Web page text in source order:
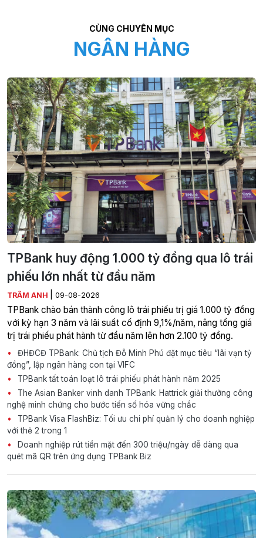
CÙNG CHUYÊN MỤC
NGÂN HÀNG
TPBank huy động 1.000 tỷ đồng qua lô trái
phiếu lớn nhất từ đầu năm
TRÂM ANH 09-08-2026
TPBank chào bán thành công lô trái phiếu trị giá 1.000 tỷ đồng
với kỳ hạn 3 năm và lãi suất cố định 9,1%/năm, nâng tổng giá
trị trái phiếu phát hành từ đầu năm lên hơn 2.100 tỷ đồng.
ĐHĐCĐ TPBank: Chủ tịch Đỗ Minh Phú đặt mục tiêu “lãi vạn tỷ
đồng”, lập ngân hàng con tại VIFC
TPBank tất toán loạt lô trái phiếu phát hành năm 2025
The Asian Banker vinh danh TPBank: Hattrick giải thưởng công
nghệ minh chứng cho bước tiến số hóa vững chắc
TPBank Visa FlashBiz: Tối ưu chi phí quản lý cho doanh nghiệp
với thẻ 2 trong 1
Doanh nghiệp rút tiền mặt đến 300 triệu/ngày dễ dàng qua
quét mã QR trên ứng dụng TPBank Biz